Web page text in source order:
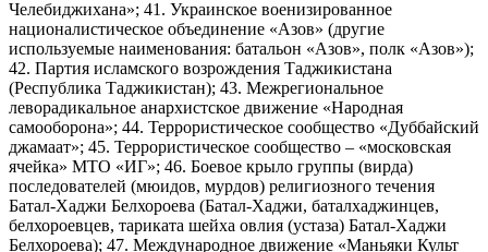
Челебиджихана»; 41. Украинское военизированное
националистическое объединение «Азов» (другие
используемые наименования: батальон «Азов», полк «Азов»);
42. Партия исламского возрождения Таджикистана
(Республика Таджикистан); 43. Межрегиональное
леворадикальное анархистское движение «Народная
самооборона»; 44. Террористическое сообщество «Дуббайский
джамаат»; 45. Террористическое сообщество – «московская
ячейка» МТО «ИГ»; 46. Боевое крыло группы (вирда)
последователей (мюидов, мурдов) религиозного течения
Батал-Хаджи Белхороева (Батал-Хаджи, баталхаджинцев,
белхороевцев, тариката шейха овлия (устаза) Батал-Хаджи
Белхороева); 47. Международное движение «Маньяки Культ